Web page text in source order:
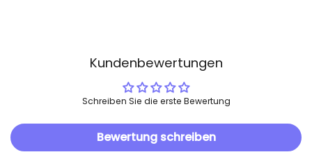
Kundenbewertungen
Schreiben Sie die erste Bewertung
Bewertung schreiben